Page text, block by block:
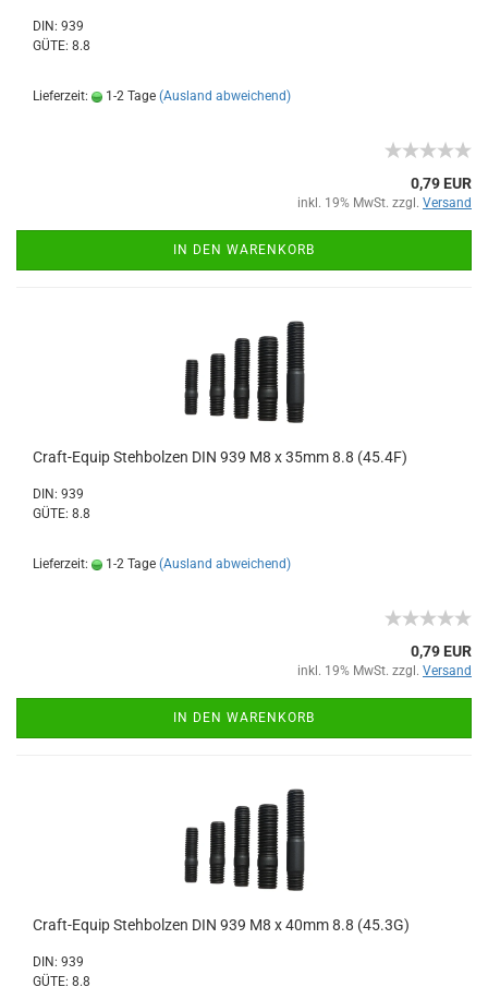
DIN: 939
GÜTE: 8.8
Lieferzeit: 1-2 Tage (Ausland abweichend)
0,79 EUR
inkl. 19% MwSt. zzgl. Versand
IN DEN WARENKORB
Craft-Equip Stehbolzen DIN 939 M8 x 35mm 8.8 (45.4F)
DIN: 939
GÜTE: 8.8
Lieferzeit: 1-2 Tage (Ausland abweichend)
0,79 EUR
inkl. 19% MwSt. zzgl. Versand
IN DEN WARENKORB
Craft-Equip Stehbolzen DIN 939 M8 x 40mm 8.8 (45.3G)
DIN: 939
GÜTE: 8.8